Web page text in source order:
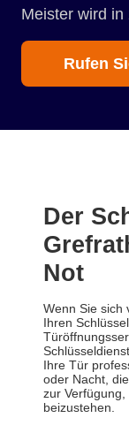
Meister wird
Rufen
Der
Not
Wenn Sie sich
Ihren
Ihre Tür
oder Nacht,
zur
beizustehen.